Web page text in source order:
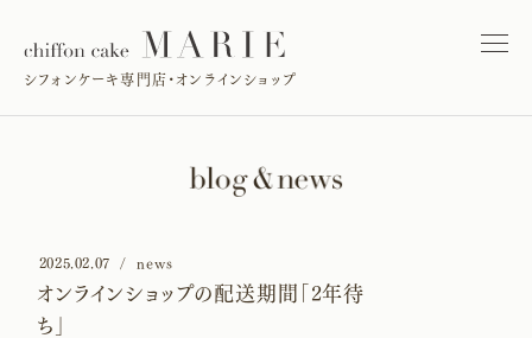
シフォンケーキ専門店・オンラインショップ
2025.02.07 news
オンラインショップの配送期間「2年待
ち」